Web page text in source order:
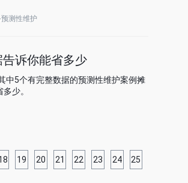
测性维护
诉你能省多少
中5个有完整数据的预测性维护案例摊
少。
19 20 21 22 23 24 25